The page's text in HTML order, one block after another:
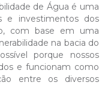
de Água é uma
e investimentos dos
com base em uma
na bacia do
porque nossos
e funcionam como
entre os diversos